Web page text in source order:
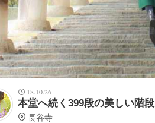
18.10.26
本堂へ続く399段の美しい階段
長谷寺